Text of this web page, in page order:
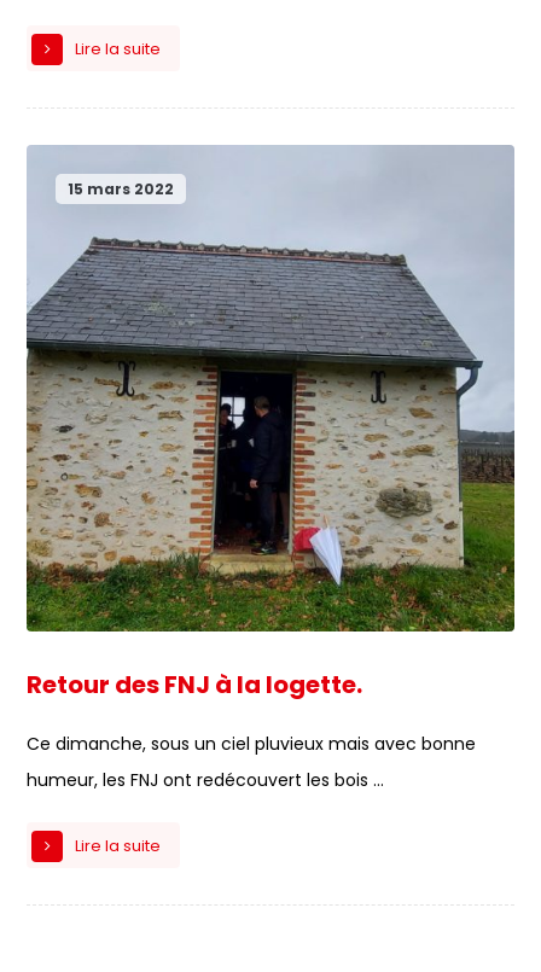
Lire la suite
Retour des FNJ à la logette.
15 mars 2022
Ce dimanche, sous un ciel pluvieux mais avec bonne
humeur, les FNJ ont redécouvert les bois ...
Lire la suite